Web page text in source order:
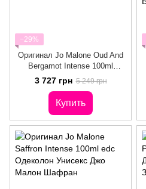
−29%
Оригинал Jo Malone Oud And
Bergamot Intense 100ml
Одеколон Унисекс Джо Малон
Уд Бергамот Интенс
3 727 грн 5 249 грн
Купить